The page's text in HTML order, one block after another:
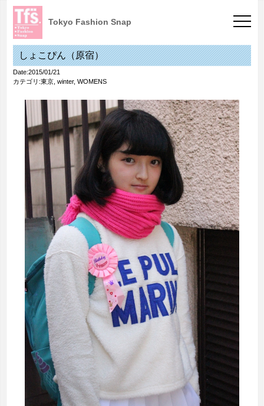
Tokyo Fashion Snap
しょこぴん（原宿）
Date:2015/01/21
カテゴリ:東京, winter, WOMENS